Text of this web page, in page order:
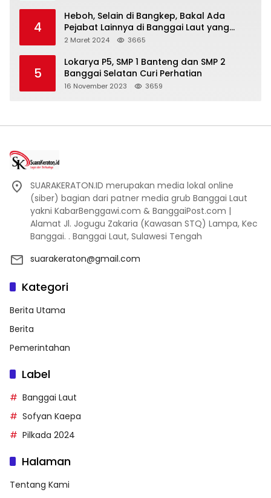
4
Heboh, Selain di Bangkep, Bakal Ada
Pejabat Lainnya di Banggai Laut yang
Bakal di Ciduk, Bagini Kata Kapolres!
2 Maret 2024 3665
5
Lokarya P5, SMP 1 Banteng dan SMP 2
Banggai Selatan Curi Perhatian
16 November 2023 3659
SUARAKERATON.ID merupakan media lokal online
(siber) bagian dari patner media grub Banggai Laut
yakni KabarBenggawi.com & BanggaiPost.com |
Alamat Jl. Jogugu Zakaria (Kawasan STQ) Lampa, Kec
Banggai. . Banggai Laut, Sulawesi Tengah
suarakeraton@gmail.com
Kategori
Berita Utama
Berita
Pemerintahan
Label
Banggai Laut
Sofyan Kaepa
Pilkada 2024
Halaman
Tentang Kami